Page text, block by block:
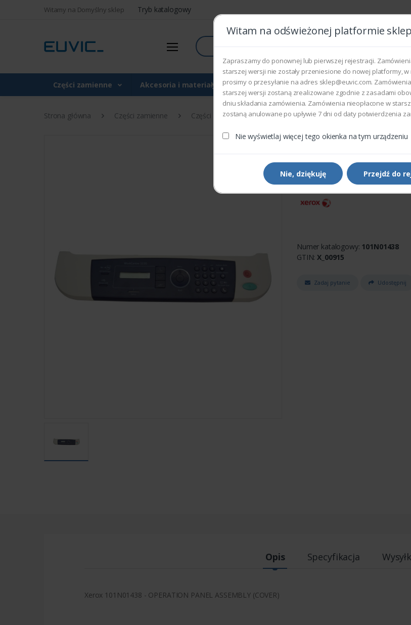
Witamy na Domyślny sklep Tryb katalogowy
Szukaj
Części zamienne Akcesoria i materiały eksploatacyjne
Witam na odświeżonej platformie
Zapraszamy do ponownej lub pierwszej rejestracji.
starszej wersji nie zostały przeniesione do nowej platformy,
prosimy o przesyłanie na adres sklep@euvic.com.
starszej wersji zostaną zrealizowane zgodnie z zasadami
dniu składania zamówienia. Zamówienia nieopłacone w
zostaną anulowane po upływie 7 dni od daty potwierdzenia
Nie wyświetlaj więcej tego okienka na tym urządzeniu
Nie, dziękuję Przejdź do
Strona główna Części zamienne Części do drukarek i kopiarek Xerox 101N01438 -
Części do drukarek i kopiarek
Xerox 101N01438 -
PANEL ASSEMBLY
Numer katalogowy: 101N01438
GTIN:X_00915
Zadaj pytanie Udostępnij
Opis Specyfikacja
Xerox 101N01438 - OPERATION PANEL ASSEMBLY (COVER)